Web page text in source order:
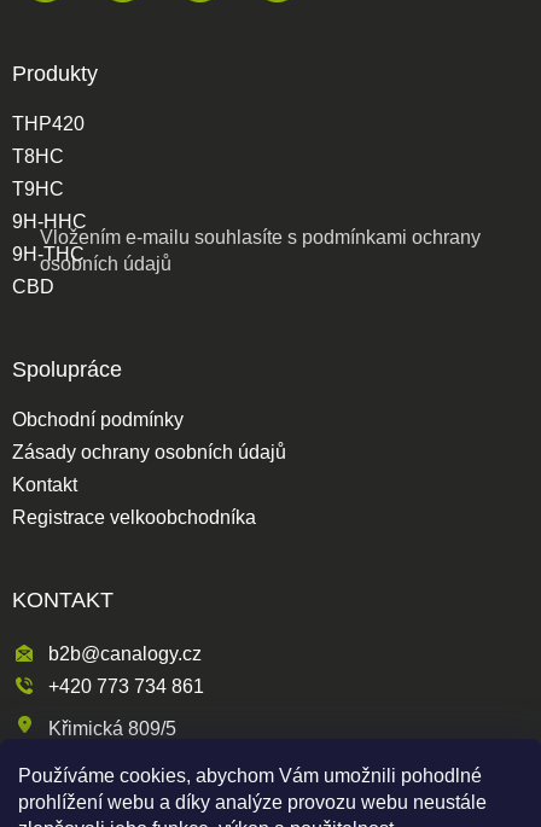
Používáme cookies, abychom Vám umožnili pohodlné
prohlížení webu a díky analýze provozu webu neustále
Vložením e-mailu souhlasíte s podmínkami ochrany
osobních údajů
Produkty
THP420
T8HC
T9HC
9H-HHC
9H-THC
CBD
Spolupráce
Obchodní podmínky
Zásady ochrany osobních údajů
Kontakt
Registrace velkoobchodníka
KONTAKT
b2b@canalogy.cz
+420 773 734 861
Křimická 809/5
318 00 Plzeň 3-Skvrňany
Česká republika